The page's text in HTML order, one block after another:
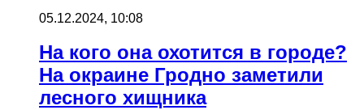
05.12.2024, 10:08
На кого она охотится в городе?
На окраине Гродно заметили
лесного хищника